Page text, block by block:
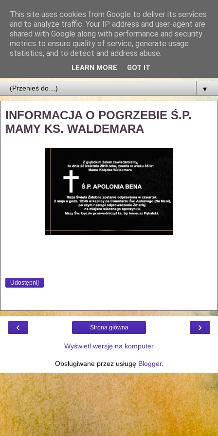
Parafia Najświętszego
Zbawiciela
PARAFIA NAJŚWIĘTSZEGO ZBAWICIELA W ŁODZI
▼
INFORMACJA O POGRZEBIE Ś.P.
MAMY KS. WALDEMARA
Udostępnij
‹ ›
Strona główna
Wyświetl wersję na komputer
Obsługiwane przez usługę Blogger.
This site uses cookies from Google to deliver its services
and to analyze traffic. Your IP address and user-agent are
shared with Google along with performance and security
metrics to ensure quality of service, generate usage
statistics, and to detect and address abuse.
LEARN MORE GOT IT